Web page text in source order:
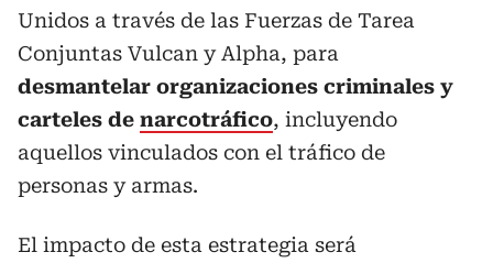
Unidos a través de las Fuerzas de Tarea
Conjuntas Vulcan y Alpha, para
desmantelar organizaciones criminales y
carteles de narcotráfico, incluyendo
aquellos vinculados con el tráfico de
personas y armas.
El impacto de esta estrategia será